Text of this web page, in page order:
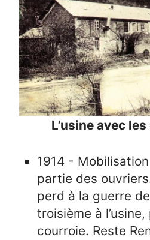
L’usine avec
1914 - Mobilisation
partie des
perd à la guerre
troisième à
courroie. Reste